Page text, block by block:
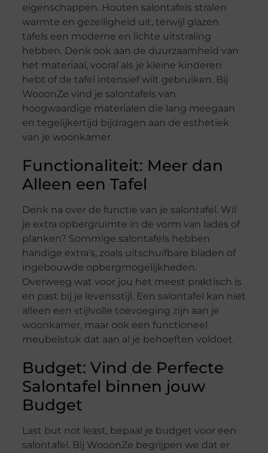
eigenschappen. Houten salontafels stralen
warmte en gezelligheid uit, terwijl glazen
tafels een moderne en lichte uitstraling
hebben. Denk ook aan de duurzaamheid van
het materiaal, vooral als je kleine kinderen
hebt of de tafel intensief wilt gebruiken. Bij
WooonZe vind je salontafels van
hoogwaardige materialen die lang meegaan
en tegelijkertijd bijdragen aan de esthetiek
van je woonkamer.
Functionaliteit: Meer dan
Alleen een Tafel
Denk na over de functie van je salontafel. Wil
je extra opbergruimte in de vorm van lades of
planken? Sommige salontafels hebben
handige extra’s, zoals uitschuifbare bladen of
ingebouwde opbergmogelijkheden.
Overweeg wat voor jou het meest praktisch is
en past bij je levensstijl. Een salontafel kan niet
alleen een stijlvolle toevoeging zijn aan je
woonkamer, maar ook een functioneel
meubelstuk dat aan al je behoeften voldoet.
Budget: Vind de Perfecte
Salontafel binnen jouw
Budget
Last but not least, bepaal je budget voor een
salontafel. Bij WooonZe begrijpen we dat er